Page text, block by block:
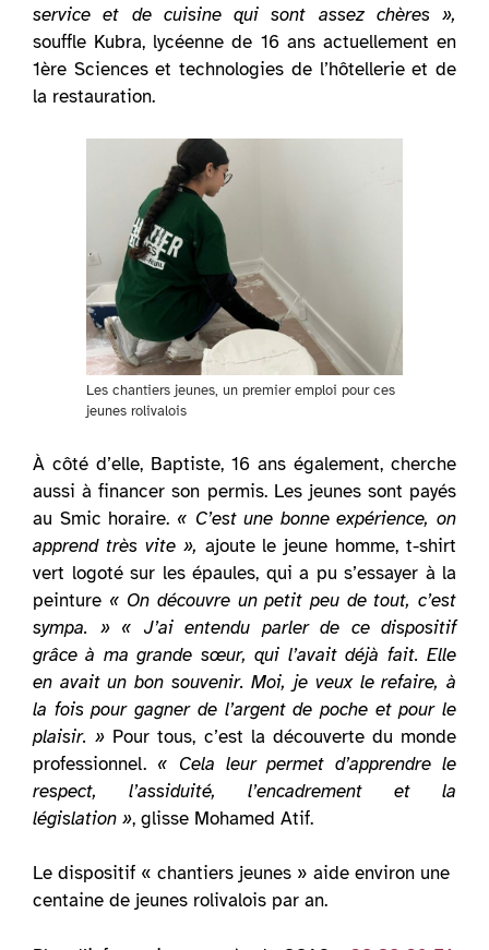
service et de cuisine qui sont assez chères »,
souffle Kubra, lycéenne de 16 ans actuellement en
1ère Sciences et technologies de l’hôtellerie et de
la restauration.
Les chantiers jeunes, un premier emploi pour ces
jeunes rolivalois
À côté d’elle, Baptiste, 16 ans également, cherche
aussi à financer son permis. Les jeunes sont payés
au Smic horaire. « C’est une bonne expérience, on
apprend très vite », ajoute le jeune homme, t-shirt
vert logoté sur les épaules, qui a pu s’essayer à la
peinture « On découvre un petit peu de tout, c’est
sympa. » « J’ai entendu parler de ce dispositif
grâce à ma grande sœur, qui l’avait déjà fait. Elle
en avait un bon souvenir. Moi, je veux le refaire, à
la fois pour gagner de l’argent de poche et pour le
plaisir. » Pour tous, c’est la découverte du monde
professionnel. « Cela leur permet d’apprendre le
respect, l’assiduité, l’encadrement et la
législation », glisse Mohamed Atif.
Le dispositif « chantiers jeunes » aide environ une
centaine de jeunes rolivalois par an.